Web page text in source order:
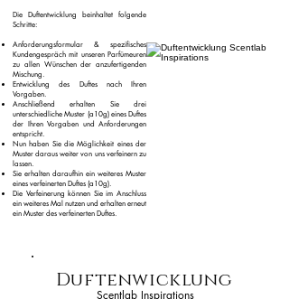
Die Duftentwicklung beinhaltet folgende
Schritte:
Anforderungsformular & spezifisches
Kundengespräch mit unseren Parfümeuren
zu allen Wünschen der anzufertigenden
Mischung.
Entwicklung des Duftes nach Ihren
Vorgaben.​
Anschließend erhalten Sie drei
unterschiedliche Muster (a10g) eines Duftes
der Ihren Vorgaben und Anforderungen
entspricht.
Nun haben Sie die Möglichkeit eines der
Muster daraus weiter von uns verfeinern zu
lassen.​
Sie erhalten daraufhin ein weiteres Muster
eines verfeinerten Duftes (a10g).
Die Verfeinerung können Sie im Anschluss
ein weiteres Mal nutzen und erhalten erneut
ein Muster des verfeinerten Duftes.
Duftenwicklung
Scentlab Inspirations